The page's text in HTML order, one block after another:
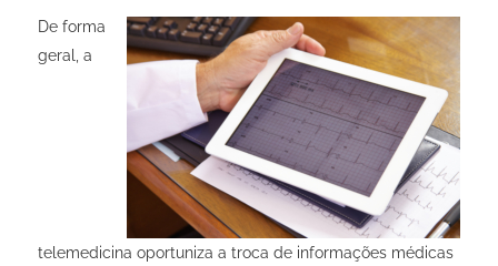
De forma
geral, a
telemedicina oportuniza a troca de informações médicas